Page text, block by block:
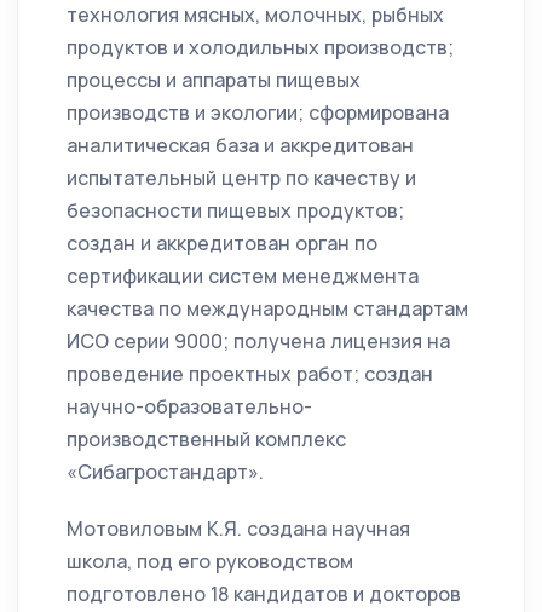
технология мясных, молочных, рыбных
продуктов и холодильных производств;
процессы и аппараты пищевых
производств и экологии; сформирована
аналитическая база и аккредитован
испытательный центр по качеству и
безопасности пищевых продуктов;
создан и аккредитован орган по
сертификации систем менеджмента
качества по международным стандартам
ИСО серии 9000; получена лицензия на
проведение проектных работ; создан
научно-образовательно-
производственный комплекс
«Сибагростандарт».
Мотовиловым К.Я. создана научная
школа, под его руководством
подготовлено 18 кандидатов и докторов